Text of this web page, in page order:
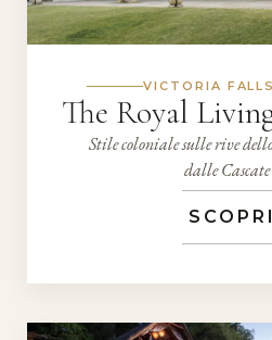
VICTORIA
The Royal
Stile coloniale sulle rive
dalle
SCOPRI